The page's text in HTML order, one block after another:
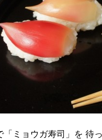
「ミョウガ寿司」を 待